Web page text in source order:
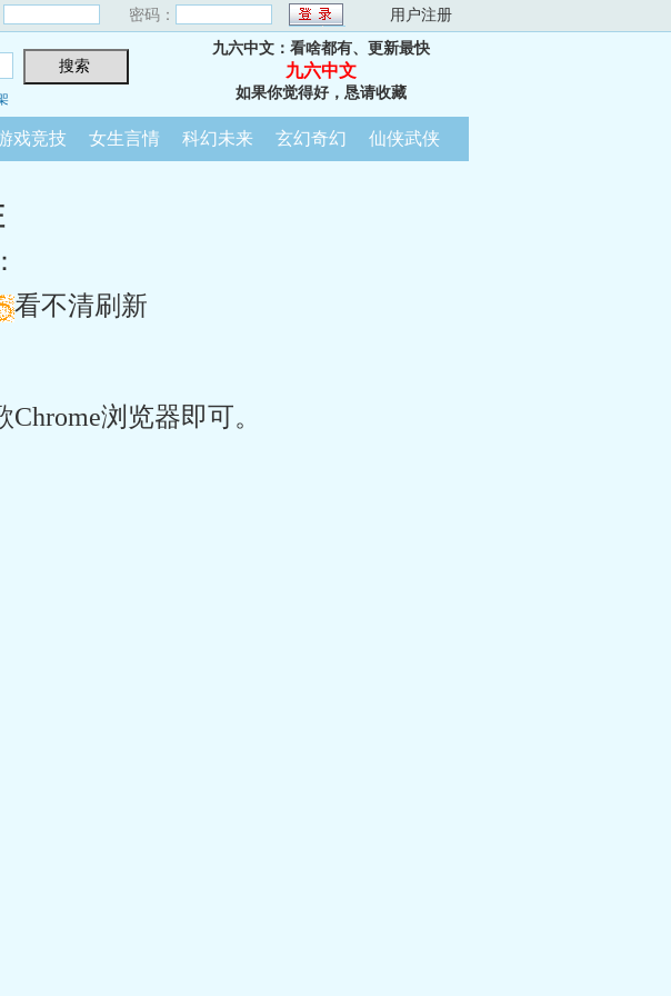
密码： 用户注册
九六中文：看啥都有、更新最快
九六中文
如果你觉得好，恳请收藏
戏竞技 女生言情 科幻未来 玄幻奇幻 仙侠武侠
看不清刷新
浏览器即可。